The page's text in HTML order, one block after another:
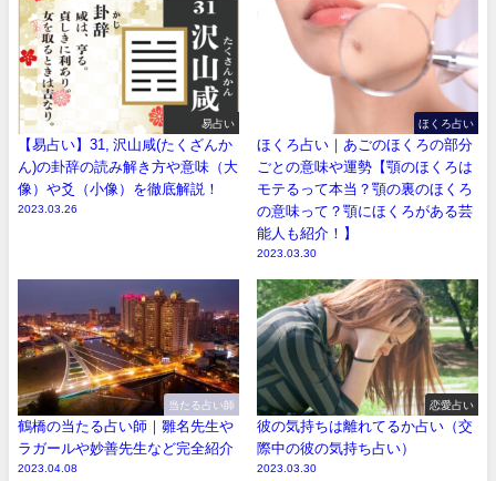
易占い
【易占い】31, 沢山咸(たくざんか
ん)の卦辞の読み解き方や意味（大
像）や爻（小像）を徹底解説！
2023.03.26
ほくろ占い
ほくろ占い｜あごのほくろの部分
ごとの意味や運勢【顎のほくろは
モテるって本当？顎の裏のほくろ
の意味って？顎にほくろがある芸
能人も紹介！】
2023.03.30
当たる占い師
鶴橋の当たる占い師｜雛名先生や
ラガールや妙善先生など完全紹介
2023.04.08
恋愛占い
彼の気持ちは離れてるか占い（交
際中の彼の気持ち占い）
2023.03.30